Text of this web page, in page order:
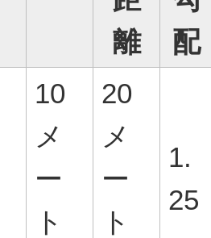
離
配
10
メ
ー
ト
20
メ
ー
ト
1.
25